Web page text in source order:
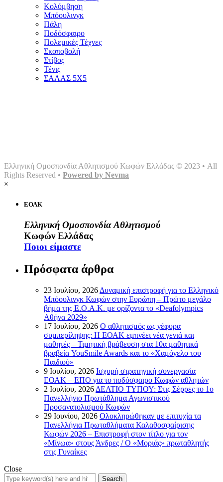
Κολύμβηση
Μπόουλινγκ
Πάλη
Ποδόσφαιρο
Πολεμικές Τέχνες
Σκοποβολή
Στίβος
Τένις
ΣΑΛΑΣ 5Χ5
Ελληνική Ομοσπονδία Αθλητισμού Κωφών Ελλάδας © 2023 • All
Rights Reserved • Powered by Nevma
×
ΕΟΑΚ
Ελληνική Ομοσπονδία Αθλητισμού
Κωφών Ελλάδας
Ποιοι είμαστε
Πρόσφατα άρθρα
23 Ιουλίου, 2026 Δυναμική επιστροφή για το Ελληνικό
Μπόουλινγκ Κωφών στην Ευρώπη – Πρώτο μεγάλο
βήμα της Ε.Ο.Α.Κ. με ορίζοντα το «Deafolympics
Αθήνα 2029»
17 Ιουλίου, 2026 Ο αθλητισμός ως γέφυρα
συμπερίληψης: Η ΕΟΑΚ εμπνέει νέα γενιά και
μαθητές – Τιμητική βράβευση στα 10α μαθητικά
βραβεία YouSmile Awards και το «Χαμόγελο του
Παιδιού»
9 Ιουλίου, 2026 Ισχυρή στρατηγική συνεργασία
ΕΟΑΚ – ΕΠΟ για το ποδόσφαιρο Κωφών αθλητών
2 Ιουλίου, 2026 ΔΕΛΤΙΟ ΤΥΠΟΥ: Στις Σέρρες το 1ο
Πανελλήνιο Πρωτάθλημα Αγωνιστικού
Προσανατολισμού Κωφών
29 Ιουνίου, 2026 Ολοκληρώθηκαν με επιτυχία τα
Πανελλήνια Πρωταθλήματα Καλαθοσφαίρισης
Κωφών 2026 – Επιστροφή στον τίτλο για τον
«Μίνωα» στους Άνδρες / Ο «Μοριάς» πρωταθλητής
στις Γυναίκες
Close